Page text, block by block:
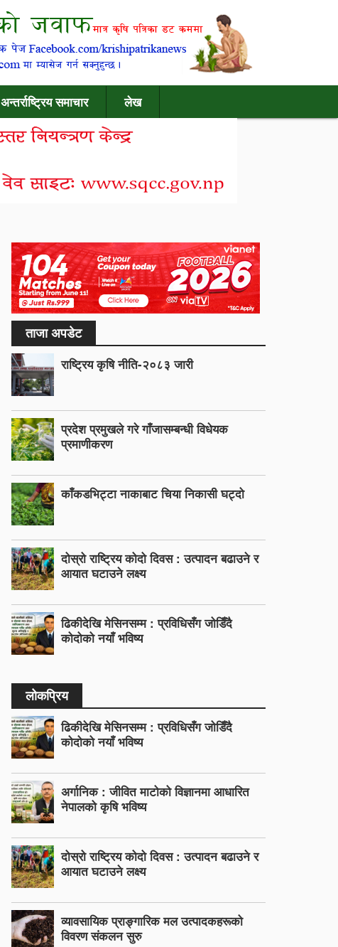
अन्तर्राष्ट्रिय समाचार लेख
ताजा अपडेट
राष्ट्रिय कृषि नीति-२०८३ जारी
प्रदेश प्रमुखले गरे गाँजासम्बन्धी विधेयक
प्रमाणीकरण
काँकडभिट्टा नाकाबाट चिया निकासी घट्दो
दोस्रो राष्ट्रिय कोदो दिवस : उत्पादन बढाउने र
आयात घटाउने लक्ष्य
ढिकीदेखि मेसिनसम्म : प्रविधिसँग जोडिँदै
कोदोको नयाँ भविष्य
लोकप्रिय
ढिकीदेखि मेसिनसम्म : प्रविधिसँग जोडिँदै
कोदोको नयाँ भविष्य
अर्गानिक : जीवित माटोको विज्ञानमा आधारित
नेपालको कृषि भविष्य
दोस्रो राष्ट्रिय कोदो दिवस : उत्पादन बढाउने र
आयात घटाउने लक्ष्य
व्यावसायिक प्राङ्गारिक मल उत्पादकहरूको
विवरण संकलन सुरु